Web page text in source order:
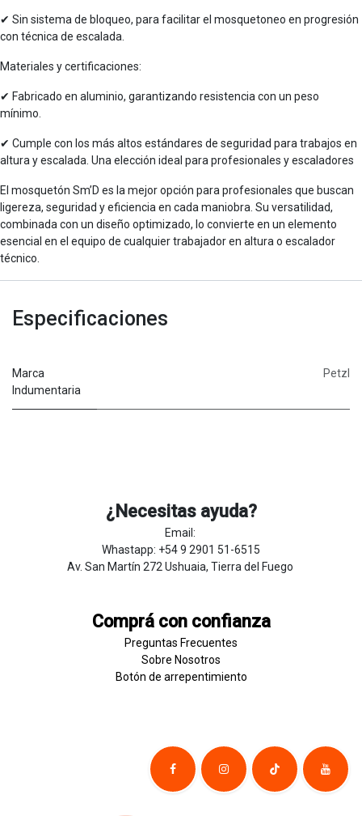
✔ Sin sistema de bloqueo, para facilitar el mosquetoneo en progresión
con técnica de escalada.
Materiales y certificaciones:
✔ Fabricado en aluminio, garantizando resistencia con un peso
mínimo.
✔ Cumple con los más altos estándares de seguridad para trabajos en
altura y escalada. Una elección ideal para profesionales y escaladores
El mosquetón Sm’D es la mejor opción para profesionales que buscan
ligereza, seguridad y eficiencia en cada maniobra. Su versatilidad,
combinada con un diseño optimizado, lo convierte en un elemento
esencial en el equipo de cualquier trabajador en altura o escalador
técnico.
Especificaciones
Marca
Indumentaria
Petzl
¿Necesitas ayuda?
Email:
Whastapp: +54 9 2901 51-6515
Av. San Martín 272 Ushuaia, Tierra del Fuego
Comprá con confianza
Preguntas Frecuentes
Sobre Nosotros
Botón de ​arrepentim​​​iento